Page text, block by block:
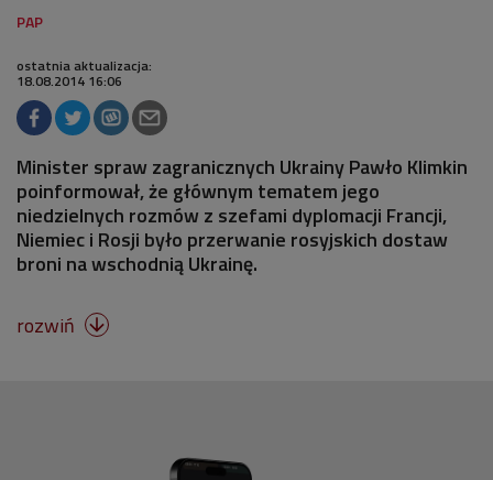
ostatnia aktualizacja:
18.08.2014 16:06
Minister spraw zagranicznych Ukrainy Pawło Klimkin
poinformował, że głównym tematem jego
niedzielnych rozmów z szefami dyplomacji Francji,
Niemiec i Rosji było przerwanie rosyjskich dostaw
broni na wschodnią Ukrainę.
rozwiń 